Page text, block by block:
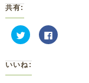
共有:
ク
リ
し
て
Twitter
Facebook
で
いいね: